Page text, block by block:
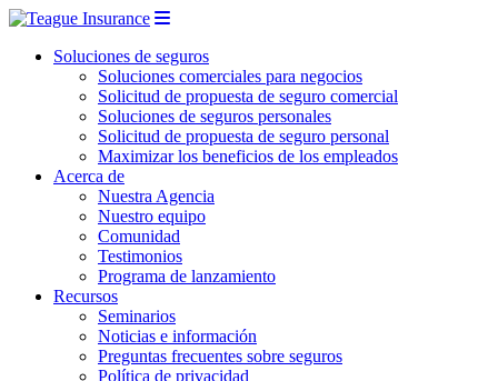
Soluciones de seguros
Soluciones comerciales para negocios
Solicitud de propuesta de seguro comercial
Soluciones de seguros personales
Solicitud de propuesta de seguro personal
Maximizar los beneficios de los empleados
Acerca de
Nuestra Agencia
Nuestro equipo
Comunidad
Testimonios
Programa de lanzamiento
Recursos
Seminarios
Noticias e información
Preguntas frecuentes sobre seguros
Política de privacidad